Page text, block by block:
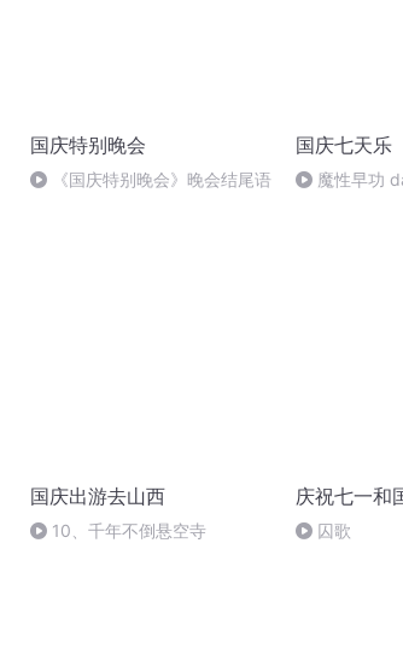
国庆特别晚会
《国庆特别晚会》晚会结尾语
国庆七天乐
魔性早功
国庆出游去山西
10、千年不倒悬空寺
庆祝七一和
囚歌